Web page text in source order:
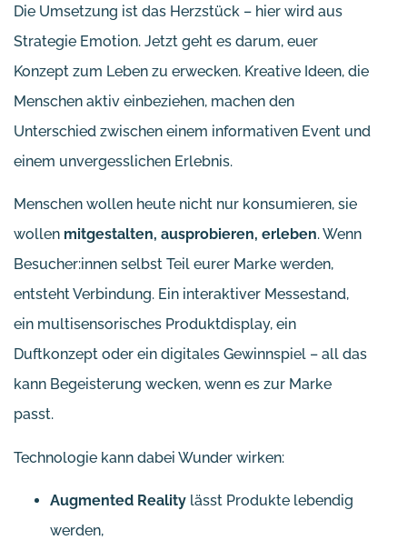
Die Umsetzung ist das Herzstück – hier wird aus
Strategie Emotion. Jetzt geht es darum, euer
Konzept zum Leben zu erwecken. Kreative Ideen, die
Menschen aktiv einbeziehen, machen den
Unterschied zwischen einem informativen Event und
einem unvergesslichen Erlebnis.
Menschen wollen heute nicht nur konsumieren, sie
wollen mitgestalten, ausprobieren, erleben. Wenn
Besucher:innen selbst Teil eurer Marke werden,
entsteht Verbindung. Ein interaktiver Messestand,
ein multisensorisches Produktdisplay, ein
Duftkonzept oder ein digitales Gewinnspiel – all das
kann Begeisterung wecken, wenn es zur Marke
passt.
Technologie kann dabei Wunder wirken:
Augmented Reality lässt Produkte lebendig
werden,